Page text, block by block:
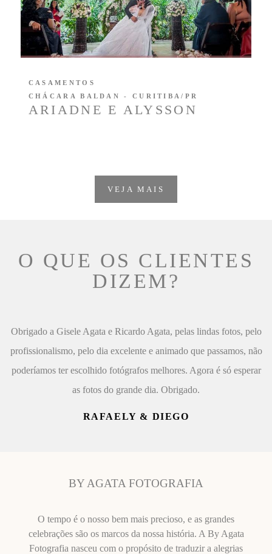
ARIADNE E ALYSSON
CASAMENTOS
CHÁCARA BALDAN - CURITIBA/PR
VEJA MAIS
O QUE OS CLIENTES
DIZEM?
Obrigado a Gisele Agata e Ricardo Agata, pelas lindas fotos, pelo
profissionalismo, pelo dia excelente e animado que passamos, não
poderíamos ter escolhido fotógrafos melhores. Agora é só esperar
as fotos do grande dia. Obrigado.
RAFAELY & DIEGO
BY AGATA FOTOGRAFIA
O tempo é o nosso bem mais precioso, e as grandes
celebrações são os marcos da nossa história. A By Agata
Fotografia nasceu com o propósito de traduzir a alegrias